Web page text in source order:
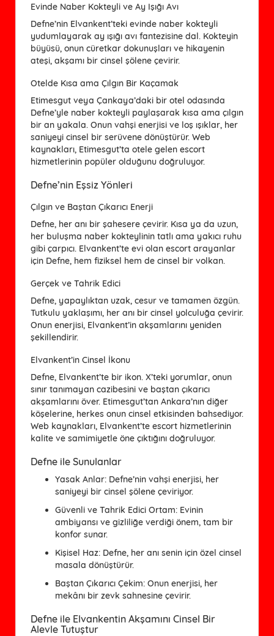
Evinde Naber Kokteyli ve Ay Işığı Avı
Defne’nin Elvankent’teki evinde naber kokteyli
yudumlayarak ay ışığı avı fantezisine dal. Kokteyin
büyüsü, onun cüretkar dokunuşları ve hikayenin
ateşi, akşamı bir cinsel şölene çevirir.
Otelde Kısa ama Çılgın Bir Kaçamak
Etimesgut veya Çankaya’daki bir otel odasında
Defne’yle naber kokteyli paylaşarak kısa ama çılgın
bir an yakala. Onun vahşi enerjisi ve loş ışıklar, her
saniyeyi cinsel bir serüvene dönüştürür. Web
kaynakları, Etimesgut’ta otele gelen escort
hizmetlerinin popüler olduğunu doğruluyor.
Defne’nin Eşsiz Yönleri
Çılgın ve Baştan Çıkarıcı Enerji
Defne, her anı bir şahesere çevirir. Kısa ya da uzun,
her buluşma naber kokteylinin tatlı ama yakıcı ruhu
gibi çarpıcı. Elvankent’te evi olan escort arayanlar
için Defne, hem fiziksel hem de cinsel bir volkan.
Gerçek ve Tahrik Edici
Defne, yapaylıktan uzak, cesur ve tamamen özgün.
Tutkulu yaklaşımı, her anı bir cinsel yolculuğa çevirir.
Onun enerjisi, Elvankent’in akşamlarını yeniden
şekillendirir.
Elvankent’in Cinsel İkonu
Defne, Elvankent’te bir ikon. X’teki yorumlar, onun
sınır tanımayan cazibesini ve baştan çıkarıcı
akşamlarını över. Etimesgut’tan Ankara’nın diğer
köşelerine, herkes onun cinsel etkisinden bahsediyor.
Web kaynakları, Elvankent’te escort hizmetlerinin
kalite ve samimiyetle öne çıktığını doğruluyor.
Defne ile Sunulanlar
Yasak Anlar: Defne’nin vahşi enerjisi, her
saniyeyi bir cinsel şölene çeviriyor.
Güvenli ve Tahrik Edici Ortam: Evinin
ambiyansı ve gizliliğe verdiği önem, tam bir
konfor sunar.
Kişisel Haz: Defne, her anı senin için özel cinsel
masala dönüştürür.
Baştan Çıkarıcı Çekim: Onun enerjisi, her
mekânı bir zevk sahnesine çevirir.
Defne ile Elvankentin Akşamını Cinsel Bir
Alevle Tutuştur